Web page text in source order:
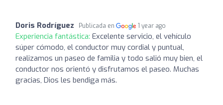
Doris Rodríguez Publicada en 1 year ago
Experiencia fantástica: Excelente servicio, el vehículo
súper cómodo, el conductor muy cordial y puntual,
realizamos un paseo de familia y todo salió muy bien, el
conductor nos orientó y disfrutamos el paseo. Muchas
gracias, Dios les bendiga más.